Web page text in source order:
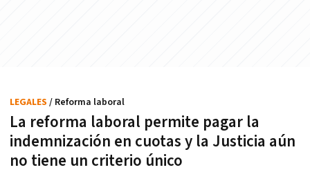
La reforma laboral permite pagar la
indemnización en cuotas y la Justicia aún
no tiene un criterio único
LEGALES / Reforma laboral